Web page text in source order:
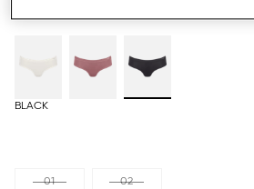
BLACK
01 02